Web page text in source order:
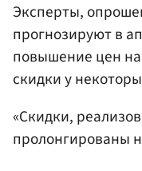
Эксперты,
прогнозируют в
повышение цен
скидки у
«Скидки,
пролонгированы